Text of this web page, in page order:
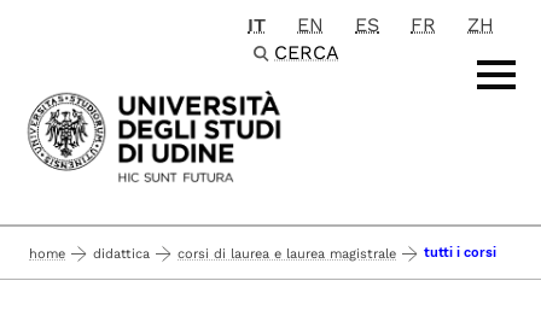
Passa al contenuto principale
IT EN ES FR
ZH
CERCA
home didattica corsi di laurea e laurea magistrale tutti i corsi